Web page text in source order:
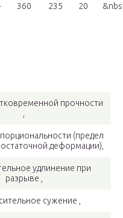
360 235 20
прочности
(предел
остаточной деформации),
удлинение при
разрыве ,
сужение ,